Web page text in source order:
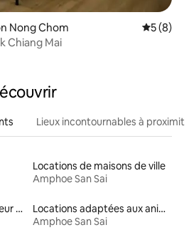
Nong Chom
5 (8)
Chiang Mai
Lieux incontournables à
Locations de maisons de ville
Amphoe San Sai
Locations avec lit à hauteur adaptée
Locations adaptées aux animaux
Amphoe San Sai